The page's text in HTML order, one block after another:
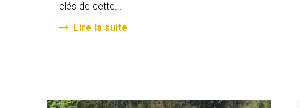
clés de cette...
Lire la suite